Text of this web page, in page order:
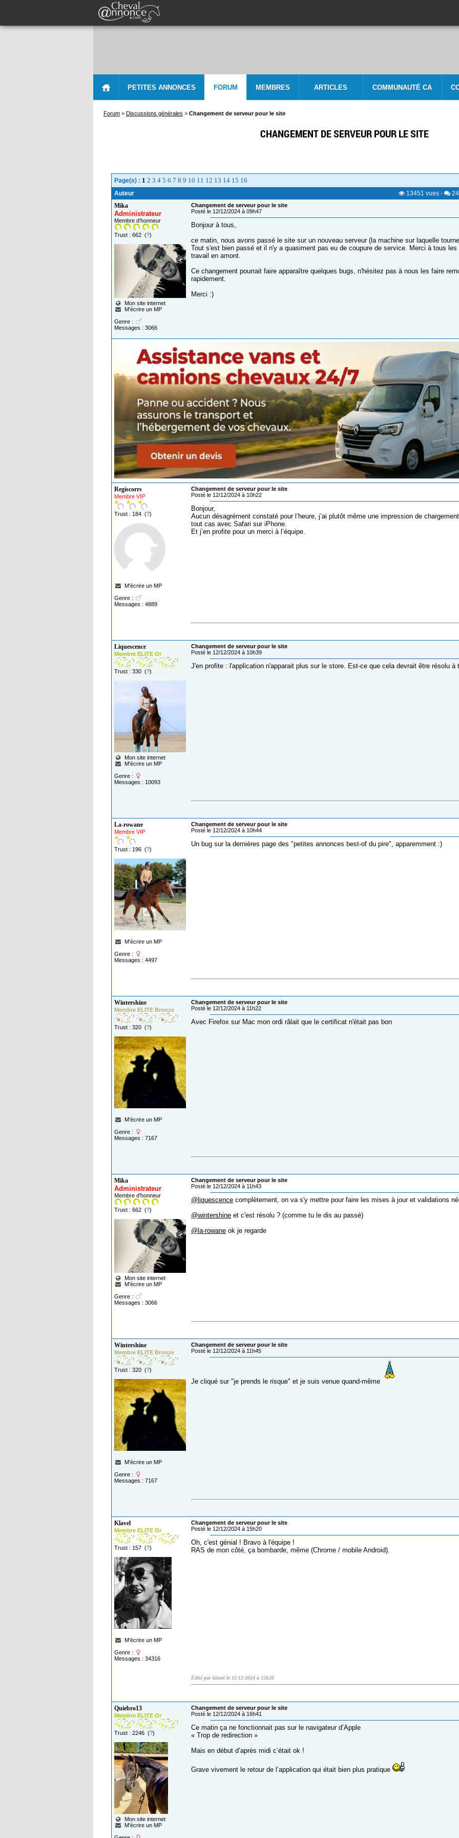
PETITES ANNONCES FORUM MEMBRES ARTICLES COMMUNAUTÉ CA
Forum > Discussions générales > Changement de serveur pour le site
CHANGEMENT DE SERVEUR POUR LE SITE
Page(s) : 1 2 3 4 5 6 7 8 9 10 11 12 13 14 15 16
Auteur 13451 vues -
Mika
Administrateur
Membre d'honneur
Trust : 662 (?)
Mon site internet
M'écrire un MP
Genre :
Messages : 3066
Changement de serveur pour le site
Posté le 12/12/2024 à 09h47
Bonjour à tous,
ce matin, nous avons passé le site sur un nouveau serveur (la machine sur laquelle
Tout s'est bien passé et il n'y a quasiment pas eu de coupure de service. Merci à tous
travail en amont.
Ce changement pourrait faire apparaître quelques bugs, n'hésitez pas à nous les faire
rapidement.
Merci :)
Regiscorrs
Membre VIP
Trust : 184 (?)
M'écrire un MP
Genre :
Messages : 4889
Changement de serveur pour le site
Posté le 12/12/2024 à 10h22
Bonjour,
Aucun désagrément constaté pour l’heure, j’ai plutôt même une impression de
tout cas avec Safari sur iPhone.
Et j’en profite pour un merci à l’équipe.
Liquescence
Membre ELITE Or
Trust : 330 (?)
Mon site internet
M'écrire un MP
Genre :
Messages : 10093
Changement de serveur pour le site
Posté le 12/12/2024 à 10h39
J'en profite : l'application n'apparait plus sur le store. Est-ce que cela devrait être résolu à
La-rowane
Membre VIP
Trust : 196 (?)
M'écrire un MP
Genre :
Messages : 4497
Changement de serveur pour le site
Posté le 12/12/2024 à 10h44
Un bug sur la dernières page des "petites annonces best-of du pire", apparemment :)
Wintershine
Membre ELITE Bronze
Trust : 320 (?)
M'écrire un MP
Genre :
Messages : 7167
Changement de serveur pour le site
Posté le 12/12/2024 à 11h22
Avec Firefox sur Mac mon ordi râlait que le certificat n'était pas bon
Mika
Administrateur
Membre d'honneur
Trust : 662 (?)
Mon site internet
M'écrire un MP
Genre :
Messages : 3066
Changement de serveur pour le site
Posté le 12/12/2024 à 11h43
@liquescence complètement, on va s'y mettre pour faire les mises à jour et validations
@wintershine et c'est résolu ? (comme tu le dis au passé)
@la-rowane ok je regarde
Wintershine
Membre ELITE Bronze
Trust : 320 (?)
M'écrire un MP
Genre :
Messages : 7167
Changement de serveur pour le site
Posté le 12/12/2024 à 11h45
Je cliqué sur "je prends le risque" et je suis venue quand-même
Klavel
Membre ELITE Or
Trust : 157 (?)
M'écrire un MP
Genre :
Messages : 34316
Changement de serveur pour le site
Posté le 12/12/2024 à 15h20
Oh, c'est génial ! Bravo à l'équipe !
RAS de mon côté, ça bombarde, même (Chrome / mobile Android).
Édité par klavel le 12-12-2024 à 15h20
Quiebro13
Membre ELITE Or
Trust : 2246 (?)
Mon site internet
M'écrire un MP
Changement de serveur pour le site
Posté le 12/12/2024 à 16h41
Ce matin ça ne fonctionnait pas sur le navigateur d’Apple
« Trop de redirection »
Mais en début d’après midi c’était ok !
Grave vivement le retour de l’application qui était bien plus pratique